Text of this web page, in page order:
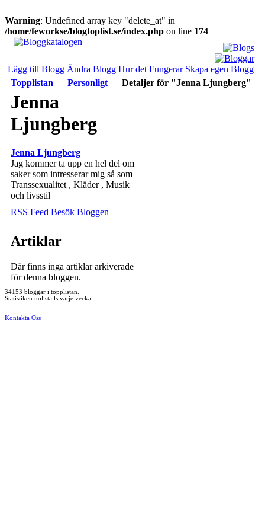
Warning: Undefined array key "delete_at" in
/home/feworkse/blogtoplist.se/index.php on line 174
Lägg till Blogg Ändra Blogg Hur det Fungerar Skapa egen Blogg
Topplistan — Personligt — Detaljer för "Jenna Ljungberg"
Jenna
Ljungberg
Jenna Ljungberg
Jag kommer ta upp en hel del om
saker som intresserar mig så som
Transsexualitet , Kläder , Musik
och livsstil
RSS Feed Besök Bloggen
Artiklar
Där finns inga artiklar arkiverade
för denna bloggen.
34153 bloggar i topplistan.
Statistiken nollställs varje vecka.
Kontakta Oss